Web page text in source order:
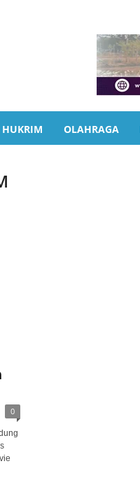
HUKRIM OLAHRAGA
0